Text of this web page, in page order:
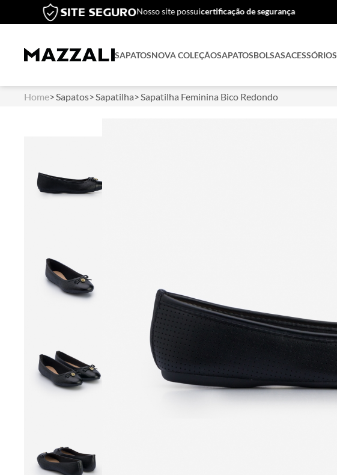
SAPATOSNOVA COLEÇÃOSAPATOSBOLSASACESSÓRIOS
Home Sapatos Sapatilha Sapatilha Feminina Bico Redondo